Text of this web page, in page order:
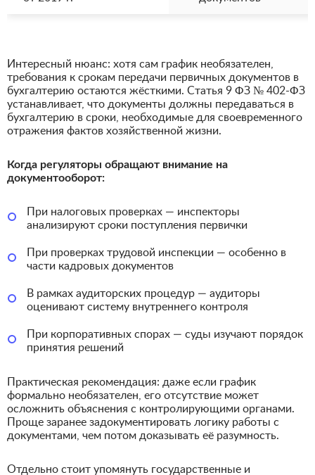
Интересный нюанс: хотя сам график необязателен,
требования к срокам передачи первичных документов в
бухгалтерию остаются жёсткими. Статья 9 ФЗ № 402-ФЗ
устанавливает, что документы должны передаваться в
бухгалтерию в сроки, необходимые для своевременного
отражения фактов хозяйственной жизни.
Когда регуляторы обращают внимание на
документооборот:
При налоговых проверках — инспекторы
анализируют сроки поступления первички
При проверках трудовой инспекции — особенно в
части кадровых документов
В рамках аудиторских процедур — аудиторы
оценивают систему внутреннего контроля
При корпоративных спорах — суды изучают порядок
принятия решений
Практическая рекомендация: даже если график
формально необязателен, его отсутствие может
осложнить объяснения с контролирующими органами.
Проще заранее задокументировать логику работы с
документами, чем потом доказывать её разумность.
Отдельно стоит упомянуть государственные и